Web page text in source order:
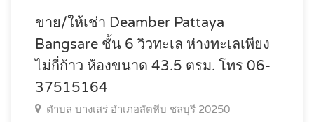
ขาย/ให้เช่า Deamber Pattaya
Bangsare ชั้น 6 วิวทะเล ห่างทะเลเพียง
ไม่กี่ก้าว ห้องขนาด 43.5 ตรม. โทร 06-
37515164
ตำบล บางเสร่ อำเภอสัตหีบ ชลบุรี 20250